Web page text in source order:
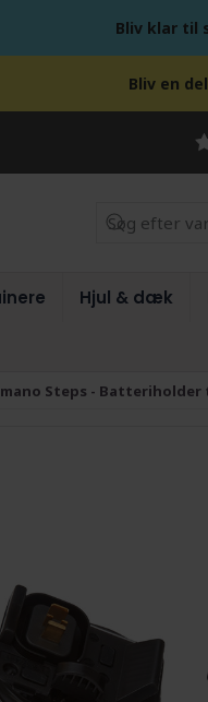
Bliv klar til
Bliv en
Hjul & dæk
Steps - Batteriholder